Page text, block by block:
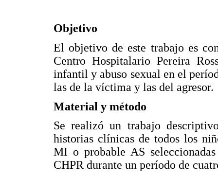
Objetivo
El objetivo de este trabajo es
Centro Hospitalario Pereira
infantil y abuso sexual en el
las de la víctima y las del agresor.
Material y método
Se realizó un trabajo
historias clínicas de todos los
MI o probable AS
CHPR durante un período de